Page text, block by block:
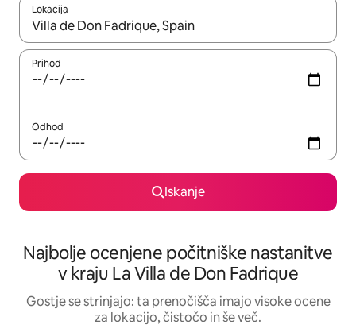
Lokacija
Ko so rezultati na voljo, krmarite s puščičnima tipkama gor in
Prihod
Odhod
Iskanje
Najbolje ocenjene počitniške nastanitve
v kraju La Villa de Don Fadrique
Gostje se strinjajo: ta prenočišča imajo visoke ocene
za lokacijo, čistočo in še več.